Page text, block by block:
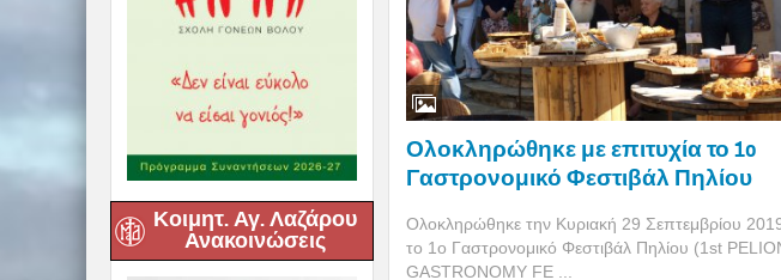
Κοιμητ. Αγ. Λαζάρου
Ανακοινώσεις
Ολοκληρώθηκε με επιτυχία το 1o
Γαστρονομικό Φεστιβάλ Πηλίου
Ολοκληρώθηκε την Κυριακή 29 Σεπτεμβρίου
το 1o Γαστρονομικό Φεστιβάλ Πηλίου (1st
GASTRONOMY FE ...